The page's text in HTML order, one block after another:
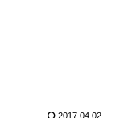
2017.04.02